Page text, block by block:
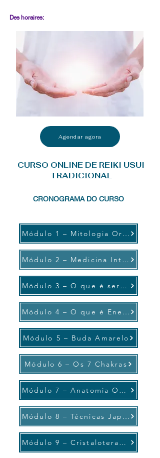
Des horaires:
Agendar agora
CURSO ONLINE DE REIKI USUI
TRADICIONAL
CRONOGRAMA DO CURSO
Módulo 1 – Mitologia Oriental
Módulo 2 – Medicina Integrativa
Módulo 3 – O que é ser um Reikiano
Módulo 4 – O que é Energia
Módulo 5 – Buda Amarelo
Módulo 6 – Os 7 Chakras
Módulo 7 – Anatomia Oculta
Módulo 8 – Técnicas Japonesas
Módulo 9 – Cristaloterapia